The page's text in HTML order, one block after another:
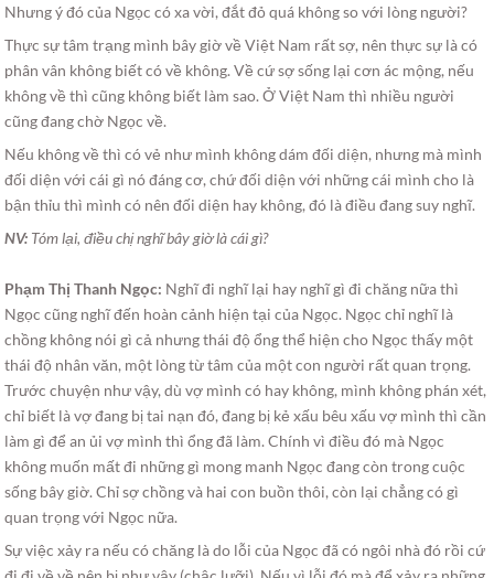
Nhưng ý đó của Ngọc có xa vời, đắt đỏ quá không so với lòng người?
Thực sự tâm trạng mình bây giờ về Việt Nam rất sợ, nên thực sự là có
phân vân không biết có về không. Về cứ sợ sống lại cơn ác mộng, nếu
không về thì cũng không biết làm sao. Ở Việt Nam thì nhiều người
cũng đang chờ Ngọc về.
Nếu không về thì có vẻ như mình không dám đối diện, nhưng mà mình
đối diện với cái gì nó đáng cơ, chứ đối diện với những cái mình cho là
bận thỉu thì mình có nên đối diện hay không, đó là điều đang suy nghĩ.
NV: Tóm lại, điều chị nghĩ bây giờ là cái gì?
Phạm Thị Thanh Ngọc: Nghĩ đi nghĩ lại hay nghĩ gì đi chăng nữa thì
Ngọc cũng nghĩ đến hoàn cảnh hiện tại của Ngọc. Ngọc chỉ nghĩ là
chồng không nói gì cả nhưng thái độ ổng thể hiện cho Ngọc thấy một
thái độ nhân văn, một lòng từ tâm của một con người rất quan trọng.
Trước chuyện như vậy, dù vợ mình có hay không, mình không phán xét,
chỉ biết là vợ đang bị tai nạn đó, đang bị kẻ xấu bêu xấu vợ mình thì cần
làm gì để an ủi vợ mình thì ổng đã làm. Chính vì điều đó mà Ngọc
không muốn mất đi những gì mong manh Ngọc đang còn trong cuộc
sống bây giờ. Chỉ sợ chồng và hai con buồn thôi, còn lại chẳng có gì
quan trọng với Ngọc nữa.
Sự việc xảy ra nếu có chăng là do lỗi của Ngọc đã có ngôi nhà đó rồi cứ